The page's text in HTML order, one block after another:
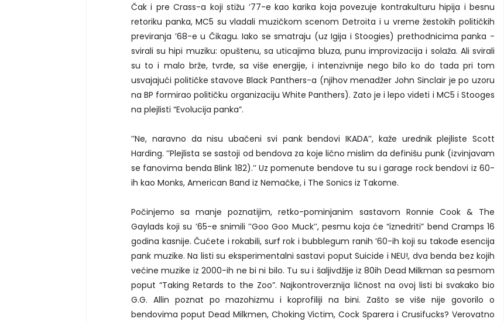
Čak i pre Crass-a koji stižu ’77-e kao karika koja povezuje kontrakulturu hipija i besnu
retoriku panka, MC5 su vladali muzičkom scenom Detroita i u vreme žestokih političkih
previranja ’68-e u Čikagu. Iako se smatraju (uz Igija i Stoogies) prethodnicima panka -
svirali su hipi muziku: opuštenu, sa uticajima bluza, punu improvizacija i solaža. Ali svirali
su to i malo brže, tvrđe, sa više energije, i intenzivnije nego bilo ko do tada pri tom
usvajajući političke stavove Black Panthers-a (njihov menadžer John Sinclair je po uzoru
na BP formirao političku organizaciju White Panthers). Zato je i lepo videti i MC5 i Stooges
na plejlisti “Evolucija panka”.
’’Ne, naravno da nisu ubačeni svi pank bendovi IKADA’’, kaže urednik plejliste Scott
Harding. ’’Plejlista se sastoji od bendova za koje lično mislim da definišu punk (izvinjavam
se fanovima benda Blink 182).’’ Uz pomenute bendove tu su i garage rock bendovi iz 60-
ih kao Monks, American Band iz Nemačke, i The Sonics iz Takome.
Počinjemo sa manje poznatijim, retko-pominjanim sastavom Ronnie Cook & The
Gaylads koji su ’65-e snimili ’’Goo Goo Muck’’, pesmu koja će “iznedriti” bend Cramps 16
godina kasnije. Čućete i rokabili, surf rok i bubblegum ranih ’60-ih koji su takođe esencija
pank muzike. Na listi su eksperimentalni sastavi poput Suicide i NEU!, dva benda bez kojih
većine muzike iz 2000-ih ne bi ni bilo. Tu su i šaljivdžije iz 80ih Dead Milkman sa pesmom
poput “Taking Retards to the Zoo”. Najkontroverznija ličnost na ovoj listi bi svakako bio
G.G. Allin poznat po mazohizmu i koprofiliji na bini. Zašto se više nije govorilo o
bendovima poput Dead Milkmen, Choking Victim, Cock Sparera i Crusifucks? Verovatno